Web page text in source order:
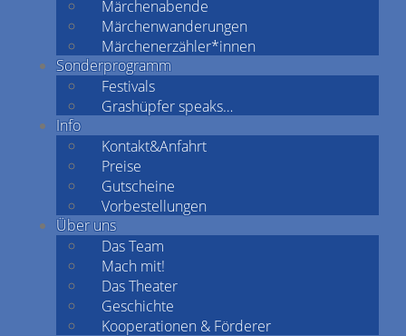
Märchenabende
Märchenwanderungen
Märchenerzähler*innen
Sonderprogramm
Festivals
Grashüpfer speaks…
Info
Kontakt&Anfahrt
Preise
Gutscheine
Vorbestellungen
Über uns
Das Team
Mach mit!
Das Theater
Geschichte
Kooperationen & Förderer